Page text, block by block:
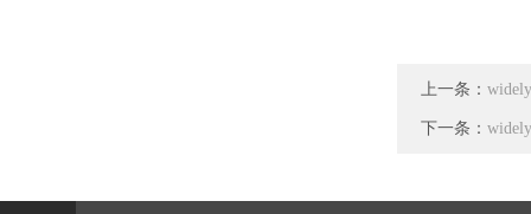
上一条：
下一条：